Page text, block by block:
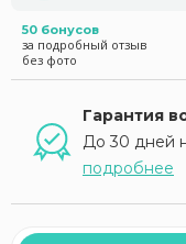
50 бонусов
за подробный отзыв
без фото
Гарантия
До 30 дней
подробнее